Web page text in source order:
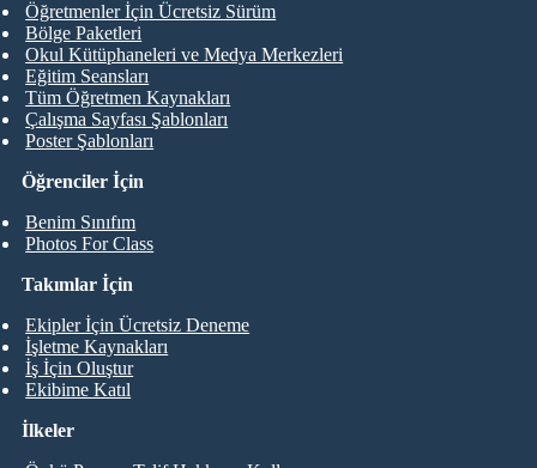
Öğrenciler İçin
Benim Sınıfım
Photos For Class
Öğretmenler İçin Ücretsiz Sürüm
Bölge Paketleri
Okul Kütüphaneleri ve Medya Merkezleri
Eğitim Seansları
Tüm Öğretmen Kaynakları
Çalışma Sayfası Şablonları
Poster Şablonları
Takımlar İçin
Ekipler İçin Ücretsiz Deneme
İşletme Kaynakları
İş İçin Oluştur
Ekibime Katıl
İlkeler